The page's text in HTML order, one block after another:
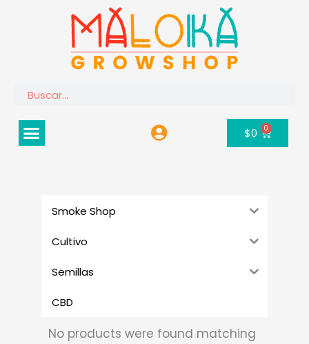
Buscar
Menú $0 0 Carrito
Smoke Shop
Cultivo
Semillas
CBD
No products were found matching